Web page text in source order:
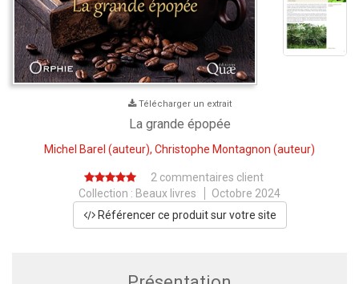
Télécharger un extrait
La grande épopée
Michel Barel (auteur), Christophe Montagnon (auteur)
2 commentaires client
Collection : Beaux livres
Octobre 2024
Référencer ce produit sur votre site